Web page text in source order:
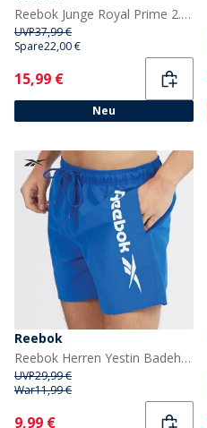
Reebok Junge Royal Prime 2.0 Turnschuhe Schwarz/Grau/Weiss
UVP37,99 €
Spare22,00 €
Current
15,99 €
Neu
Reebok
Reebok Herren Yestin Badehosen Demut Blau
UVP29,99 €
War11,99 €
Current
9,99 €